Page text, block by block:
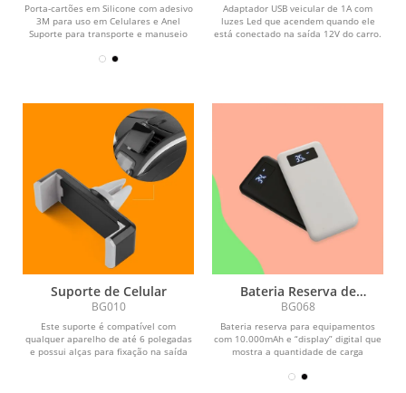
Porta-cartões em Silicone com adesivo
3M para uso em Celulares e Anel
Suporte para transporte e manuseio
Adaptador USB veicular de 1A com
luzes Led que acendem quando ele
está conectado na saída 12V do carro.
Suporte de Celular
BG010
Este suporte é compatível com
qualquer aparelho de até 6 polegadas
e possui alças para fixação na saída
Bateria Reserva de
10.000mAh
BG068
Bateria reserva para equipamentos
com 10.000mAh e “display” digital que
mostra a quantidade de carga